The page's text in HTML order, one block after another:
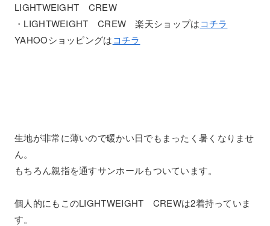
LIGHTWEIGHT CREW
・LIGHTWEIGHT CREW 楽天ショップはコチラ
YAHOOショッピングはコチラ
生地が非常に薄いので暖かい日でもまったく暑くなりませ
ん。
もちろん親指を通すサンホールもついています。
個人的にもこのLIGHTWEIGHT CREWは2着持っていま
す。